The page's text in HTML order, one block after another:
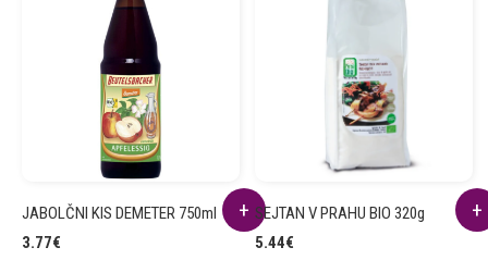
JABOLČNI KIS DEMETER 750ml
3.77€
SEJTAN V PRAHU BIO 320g
5.44€